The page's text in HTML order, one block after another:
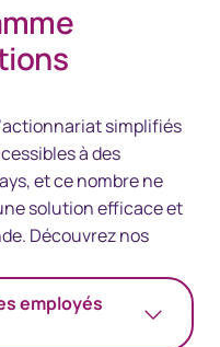
simplifiés
à des
et ce nombre ne
solution efficace et
Découvrez nos
employés